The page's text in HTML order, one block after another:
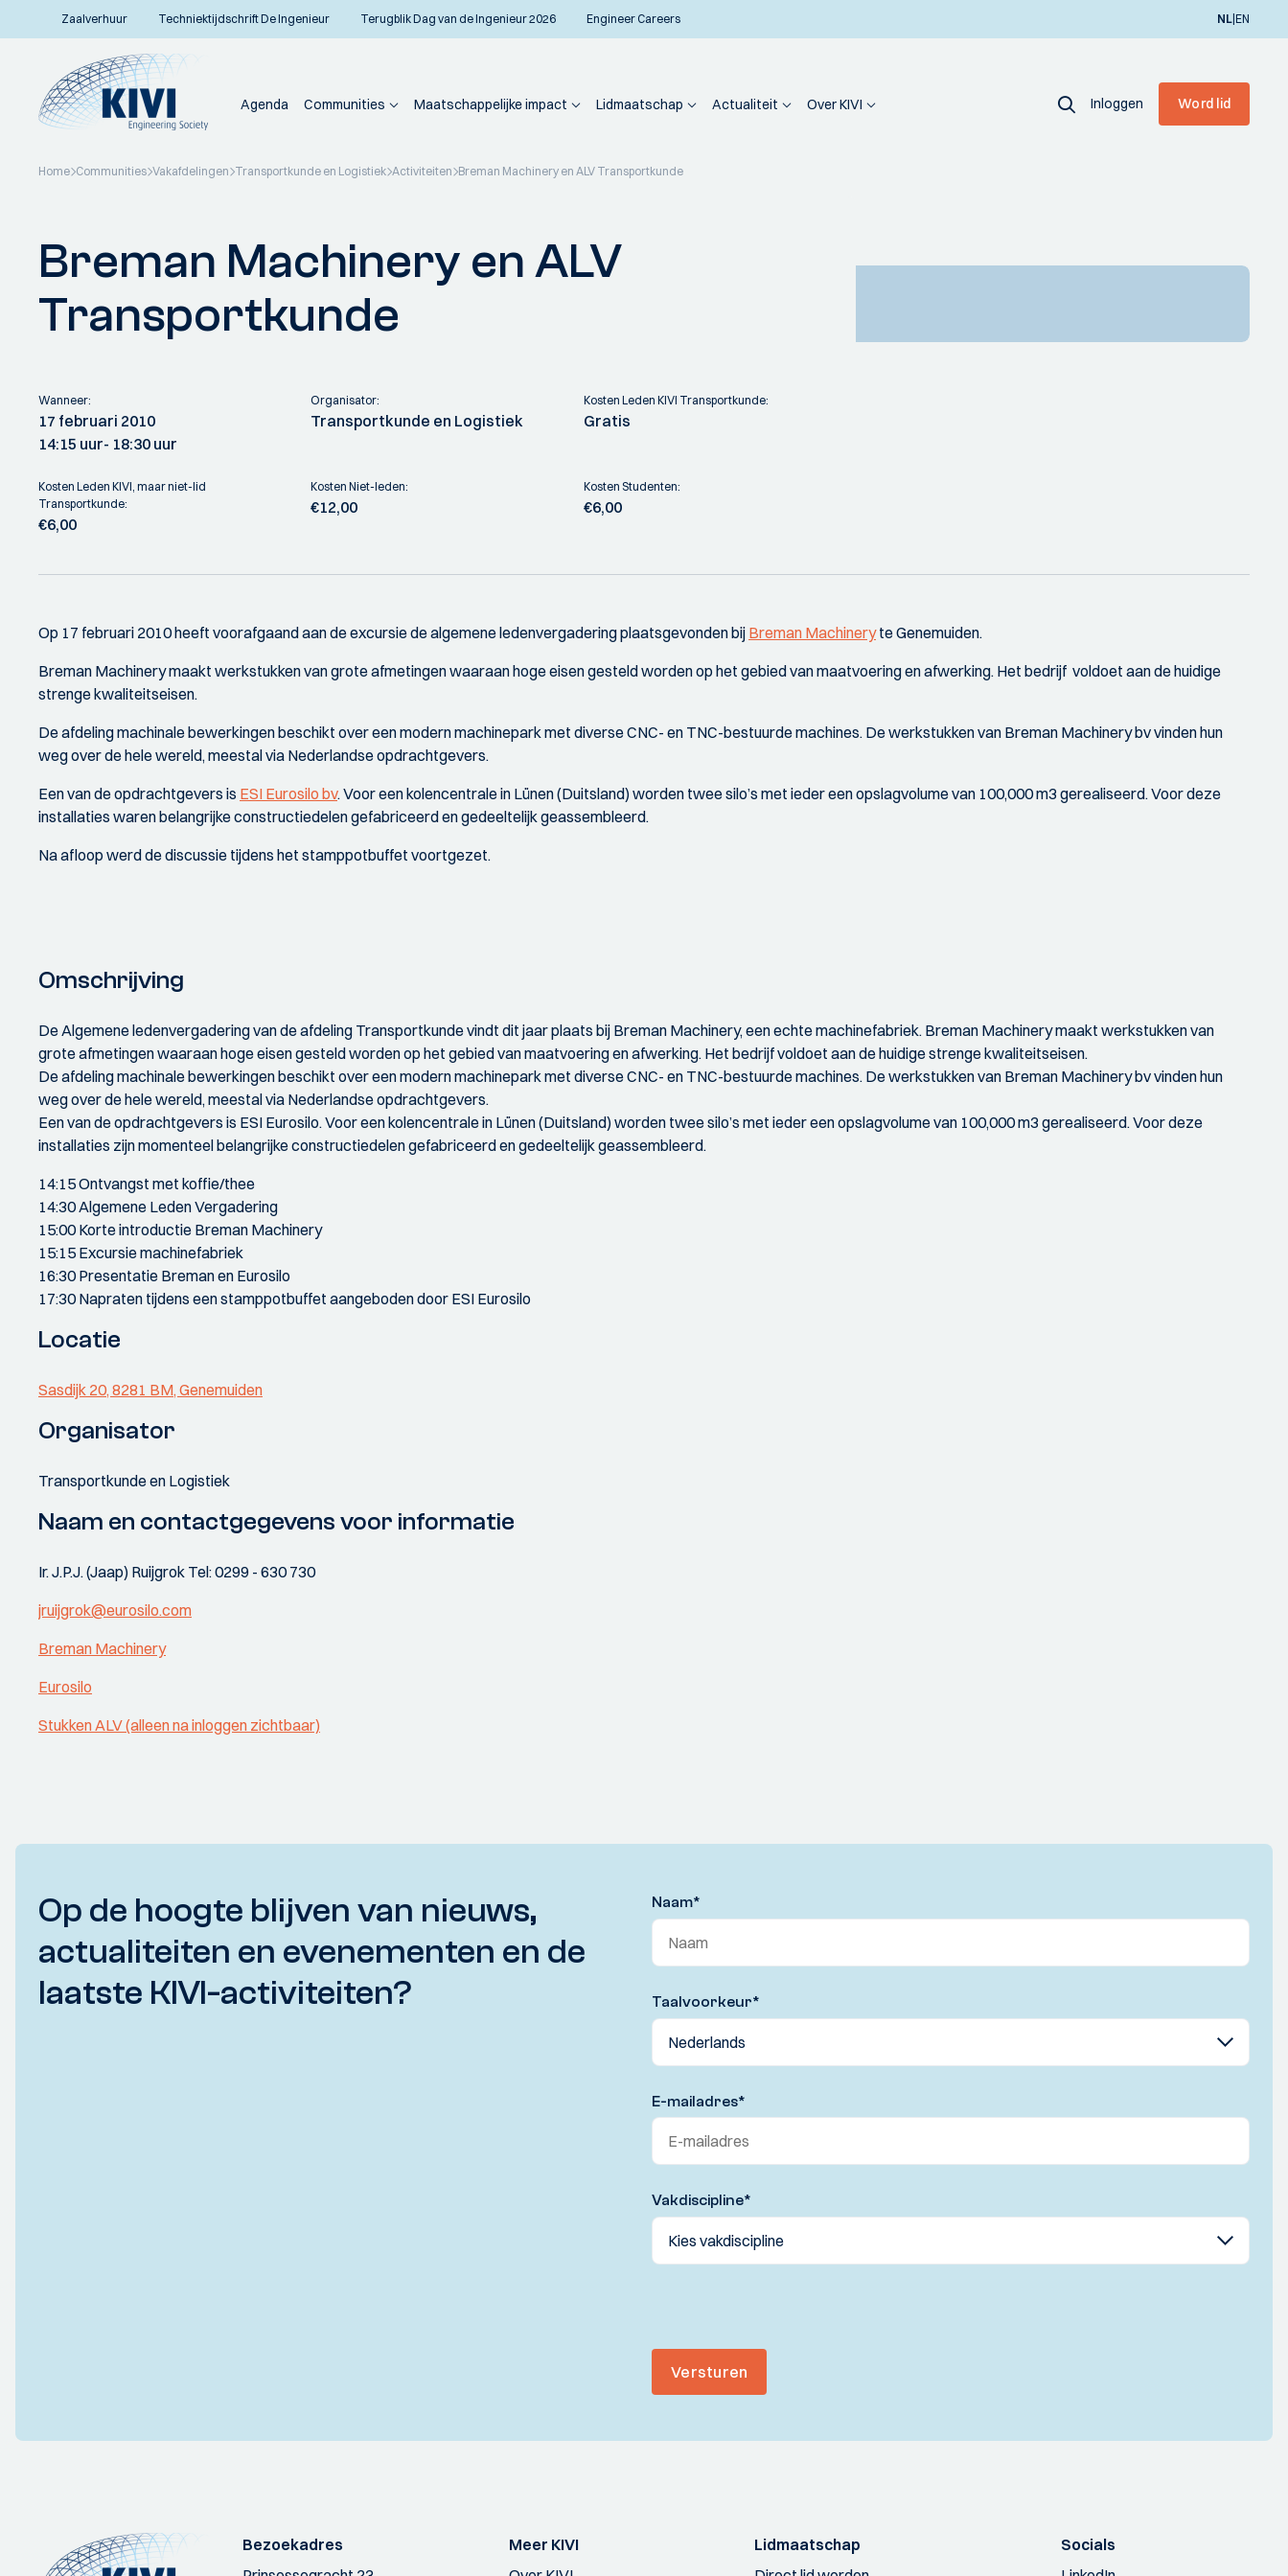
Zaalverhuur Techniektijdschrift De Ingenieur Terugblik Dag van de Ingenieur 2026 Engineer Careers NL|EN
Agenda Communities Maatschappelijke impact Lidmaatschap Actualiteit Over KIVI Inloggen Word lid
Home Communities Vakafdelingen Transportkunde en Logistiek Activiteiten Breman Machinery en ALV Transportkunde
Breman Machinery en ALV
Transportkunde
Wanneer:
17 februari 2010
14:15 uur- 18:30 uur
Organisator:
Transportkunde en Logistiek
Kosten Leden KIVI Transportkunde:
Gratis
Kosten Leden KIVI, maar niet-lid
Transportkunde:
€6,00
Kosten Niet-leden:
€12,00
Kosten Studenten:
€6,00
Op 17 februari 2010 heeft voorafgaand aan de excursie de algemene ledenvergadering plaatsgevonden bij Breman Machineryte Genemuiden.
Breman Machinery maakt werkstukken van grote afmetingen waaraan hoge eisen gesteld worden op het gebied van maatvoering en afwerking. Het bedrijf voldoet aan de huidige
strenge kwaliteitseisen.
De afdeling machinale bewerkingen beschikt over een modern machinepark met diverse CNC- en TNC-bestuurde machines. De werkstukken van Breman Machinery bv vinden hun
weg over de hele wereld, meestal via Nederlandse opdrachtgevers.
Een van de opdrachtgevers is ESI Eurosilo bv. Voor een kolencentrale in Lünen (Duitsland) worden twee silo’s met ieder een opslagvolume van 100,000 m3 gerealiseerd. Voor deze
installaties waren belangrijke constructiedelen gefabriceerd en gedeeltelijk geassembleerd.
Na afloop werd de discussie tijdens het stamppotbuffet voortgezet.
Omschrijving
De Algemene ledenvergadering van de afdeling Transportkunde vindt dit jaar plaats bij Breman Machinery, een echte machinefabriek. Breman Machinery maakt werkstukken van
grote afmetingen waaraan hoge eisen gesteld worden op het gebied van maatvoering en afwerking. Het bedrijf voldoet aan de huidige strenge kwaliteitseisen.
De afdeling machinale bewerkingen beschikt over een modern machinepark met diverse CNC- en TNC-bestuurde machines. De werkstukken van Breman Machinery bv vinden hun
weg over de hele wereld, meestal via Nederlandse opdrachtgevers.
Een van de opdrachtgevers is ESI Eurosilo. Voor een kolencentrale in Lünen (Duitsland) worden twee silo’s met ieder een opslagvolume van 100,000 m3 gerealiseerd. Voor deze
installaties zijn momenteel belangrijke constructiedelen gefabriceerd en gedeeltelijk geassembleerd.
14:15 Ontvangst met koffie/thee
14:30 Algemene Leden Vergadering
15:00 Korte introductie Breman Machinery
15:15 Excursie machinefabriek
16:30 Presentatie Breman en Eurosilo
17:30 Napraten tijdens een stamppotbuffet aangeboden door ESI Eurosilo
Locatie
Sasdijk 20, 8281 BM, Genemuiden
Organisator
Transportkunde en Logistiek
Naam en contactgegevens voor informatie
Ir. J.P.J. (Jaap) Ruijgrok Tel: 0299 - 630 730
jruijgrok@eurosilo.com
Breman Machinery
Eurosilo
Stukken ALV (alleen na inloggen zichtbaar)
Op de hoogte blijven van nieuws,
actualiteiten en evenementen en de
laatste KIVI-activiteiten?
Naam*
Taalvoorkeur*
E-mailadres*
Vakdiscipline*
Versturen
Bezoekadres
Meer KIVI
Lidmaatschap
Socials